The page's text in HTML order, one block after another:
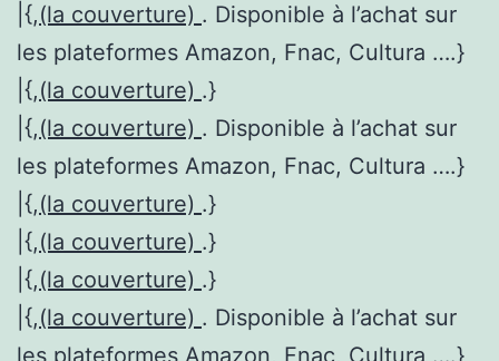
|{,(la couverture) . Disponible à l’achat sur
les plateformes Amazon, Fnac, Cultura ….}
|{,(la couverture) .}
|{,(la couverture) . Disponible à l’achat sur
les plateformes Amazon, Fnac, Cultura ….}
|{,(la couverture) .}
|{,(la couverture) .}
|{,(la couverture) .}
|{,(la couverture) . Disponible à l’achat sur